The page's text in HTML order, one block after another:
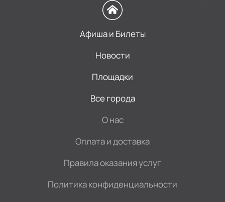
Афиша и Билеты
Новости
Площадки
Все города
О нас
Оплата и доставка
Правила оказания услуг
Политика конфиденциальности